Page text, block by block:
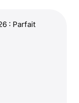
: Parfait